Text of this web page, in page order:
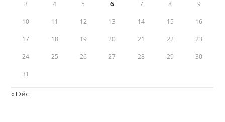
3 4 5 6 7 8 9
10 11 12 13 14 15 16
17 18 19 20 21 22 23
24 25 26 27 28 29 30
31
« Déc